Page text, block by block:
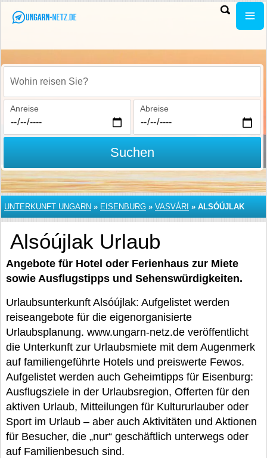
Wohin reisen Sie?
Anreise Abreise
Suchen
UNTERKUNFT UNGARN » EISENBURG » VASVÁRI » ALSÓÚJLAK
Alsóújlak Urlaub
Angebote für Hotel oder Ferienhaus zur Miete
sowie Ausflugstipps und Sehenswürdigkeiten.
Urlaubsunterkunft Alsóújlak: Aufgelistet werden
reiseangebote für die eigenorganisierte
Urlaubsplanung. www.ungarn-netz.de veröffentlicht
die Unterkunft zur Urlaubsmiete mit dem Augenmerk
auf familiengeführte Hotels und preiswerte Fewos.
Aufgelistet werden auch Geheimtipps für Eisenburg:
Ausflugsziele in der Urlaubsregion, Offerten für den
aktiven Urlaub, Mitteilungen für Kultururlauber oder
Sport im Urlaub – aber auch Aktivitäten und Aktionen
für Besucher, die „nur“ geschäftlich unterwegs oder
auf Familienbesuch sind.